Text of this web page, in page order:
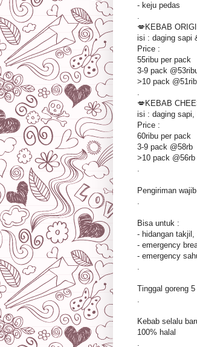
- keju pedas
.
💋KEBAB
isi : daging sapi
Price :
55ribu per pack
3-9 pack
>10 pack
.
💋KEBAB
isi : daging sapi,
Price :
60ribu per pack
3-9 pack @58rb
>10 pack @56rb
.
Pengiriman
.
Bisa untuk :
- hidangan
- emergency
- emergency
.
Tinggal goreng
.
Kebab selalu
100% halal
.